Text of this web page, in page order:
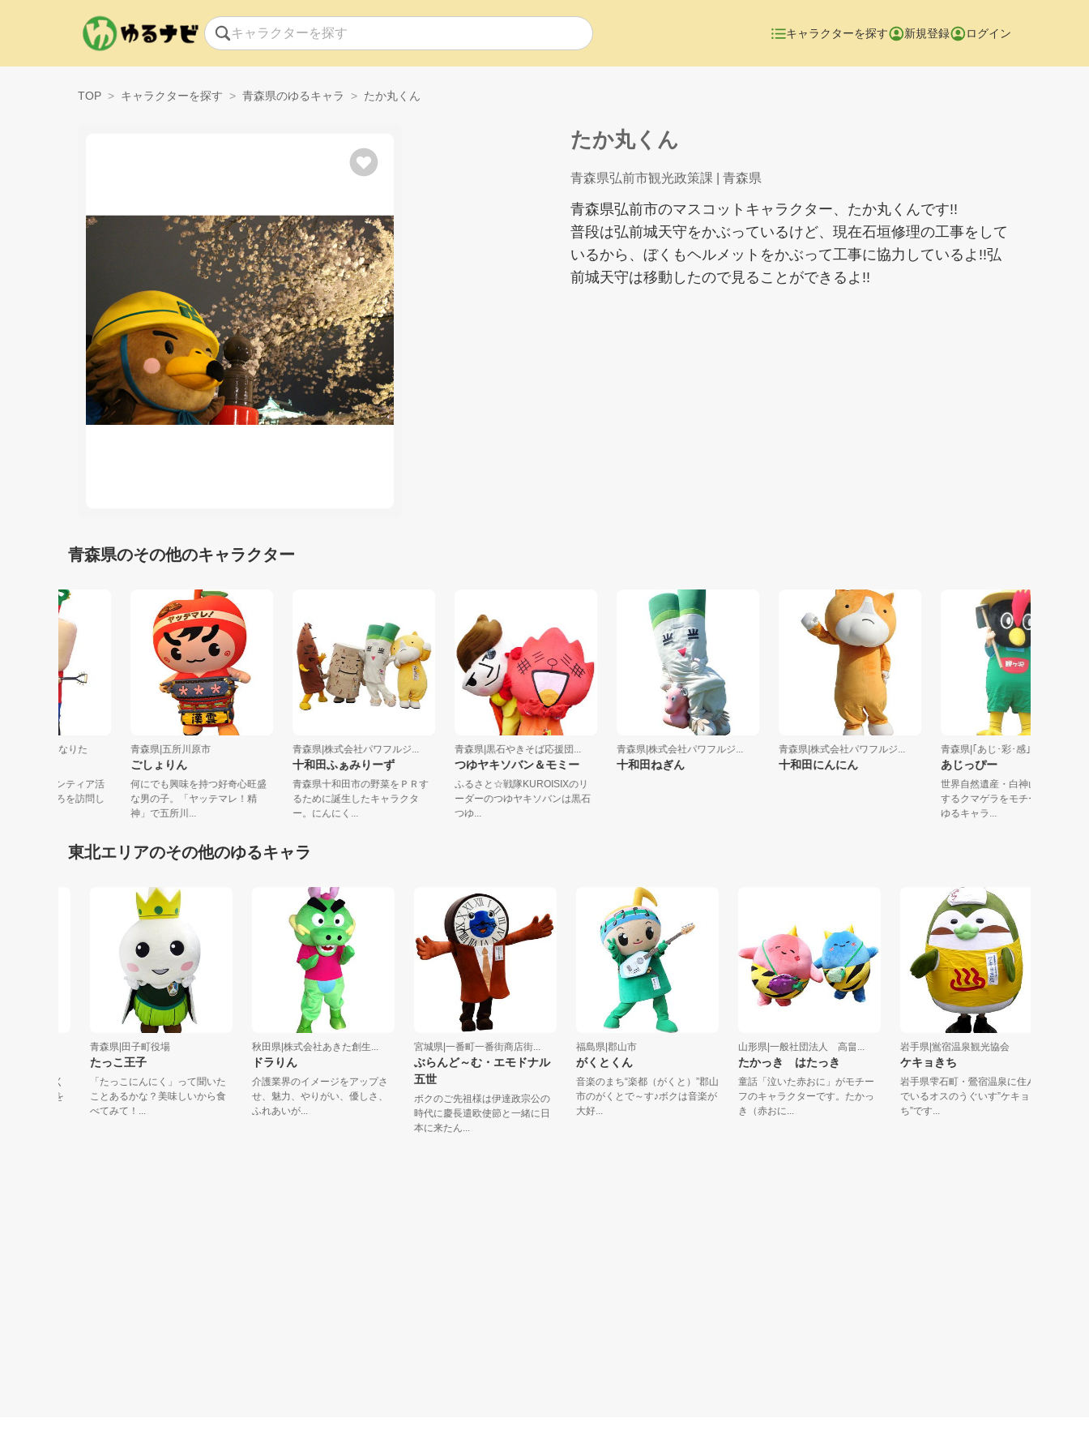
キャラクターを探す 新規登録 ログイン
TOP キャラクターを探す 青森県のゆるキャラ たか丸くん
たか丸くん
青森県弘前市観光政策課 | 青森県
青森県弘前市のマスコットキャラクター、たか丸くんです!!
普段は弘前城天守をかぶっているけど、現在石垣修理の工事をして
いるから、ぼくもヘルメットをかぶって工事に協力しているよ!!弘
前城天守は移動したので見ることができるよ!!
青森県のその他のキャラクター
|ニューライフなりた
ぷくんはボランティア活
いろんなところを訪問し
青森県|五所川原市
ごしょりん
何にでも興味を持つ好奇心旺盛
な男の子。「ヤッテマレ！精
神」で五所川...
青森県|株式会社パワフルジ...
十和田ふぁみりーず
青森県十和田市の野菜をＰＲす
るために誕生したキャラクタ
ー。にんにく...
青森県|黒石やきそば応援団...
つゆヤキソバン＆モミー
ふるさと☆戦隊KUROISIXのリ
ーダーのつゆヤキソバンは黒石
つゆ...
青森県|株式会社パワフルジ...
十和田ねぎん
青森県|株式会社パワフルジ...
十和田にんにん
青森県|｢あじ･彩･感｣倶楽部
あじっぴー
世界自然遺産・白神山地に生
するクマゲラをモチーフにし
ゆるキャラ...
東北エリアのその他のゆるキャラ
青森県|田子町役場
たっこ王子
「たっこにんにく」って聞いた
ことあるかな？美味しいから食
べてみて！...
秋田県|株式会社あきた創生...
ドラりん
介護業界のイメージをアップさ
せ、魅力、やりがい、優しさ、
ふれあいが...
宮城県|一番町一番街商店街...
ぶらんど～む・エモドナル
五世
ボクのご先祖様は伊達政宗公の
時代に慶長遣欧使節と一緒に日
本に来たん...
福島県|郡山市
がくとくん
音楽のまち“楽都（がくと）”郡山
市のがくとで～す♪ボクは音楽が
大好...
山形県|一般社団法人 高畠...
たかっき はたっき
童話「泣いた赤おに」がモチー
フのキャラクターです。たかっ
き（赤おに...
岩手県|鴬宿温泉観光協会
ケキョきち
岩手県雫石町・鶯宿温泉に住ん
でいるオスのうぐいす”ケキョき
ち”です...